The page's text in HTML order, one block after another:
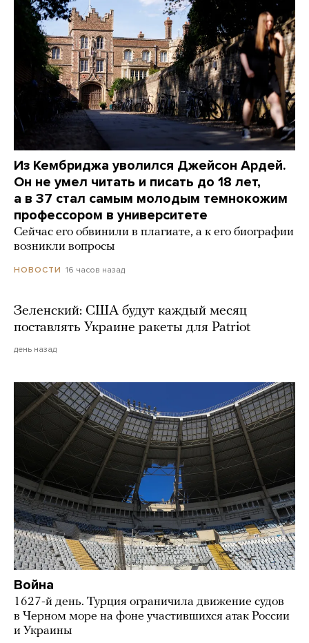
Из Кембриджа уволился Джейсон Ардей.
Он не умел читать и писать до 18 лет,
а в 37 стал самым молодым темнокожим
профессором в университете
Сейчас его обвинили в плагиате, а к его биографии
возникли вопросы
НОВОСТИ 16 часов назад
Зеленский: США будут каждый месяц
поставлять Украине ракеты для Patriot
день назад
Война
1627-й день. Турция ограничила движение судов
в Черном море на фоне участившихся атак России
и Украины